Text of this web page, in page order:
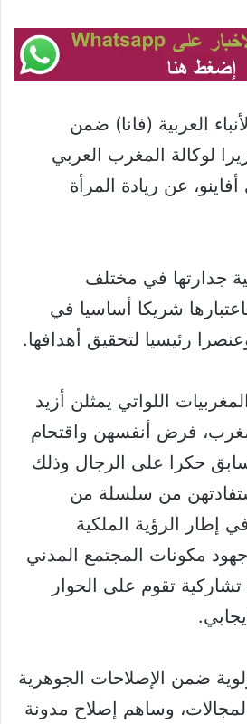
العربية (فانا) ضمن
لوكالة المغرب العربي
عن ريادة المرأة
جدارتها في مختلف
باعتبارها شريكا أساسيا في
رئيسيا لتحقيق أهدافها.
اللواتي يمثلن أزيد
فرض أنفسهن واقتحام
حكرا على الرجال وذلك
من سلسلة من
إطار الرؤية الملكية
جهود مكونات المجتمع المدني
تقوم على الحوار
ضمن الإصلاحات الجوهرية
وساهم إصلاح مدونة